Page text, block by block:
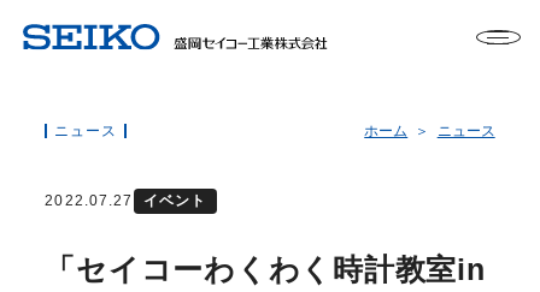
ニュース ホーム ニュース
2022.07.27 イベント
「セイコーわくわく時計教室in